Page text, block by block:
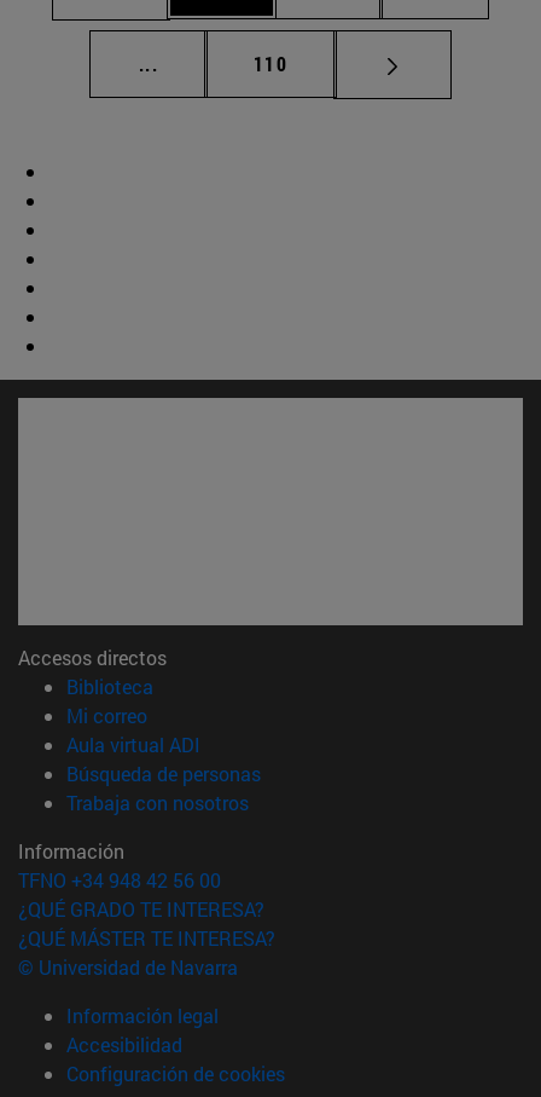
... Páginas intermedias Use TAB para
Página
110
Accesos directos
Biblioteca
Mi correo(abre en nueva ventana)
Aula virtual ADI
Búsqueda de personas(abre en nueva ventana)
Trabaja con nosotros(abre en nueva ventana)
Información
TFNO +34 948 42 56 00
¿QUÉ GRADO TE INTERESA?
¿QUÉ MÁSTER TE INTERESA?
© Universidad de Navarra
Información legal
Accesibilidad
Configuración de cookies